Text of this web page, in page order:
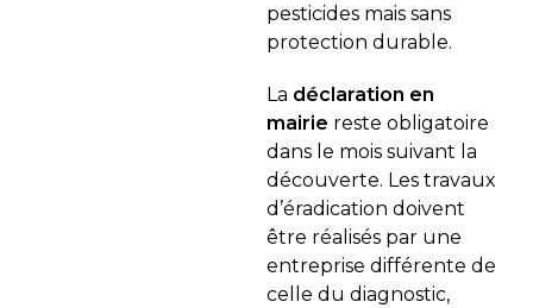
pesticides mais sans
protection durable.
La déclaration en
mairie reste obligatoire
dans le mois suivant la
découverte. Les travaux
d’éradication doivent
être réalisés par une
entreprise différente de
celle du diagnostic,